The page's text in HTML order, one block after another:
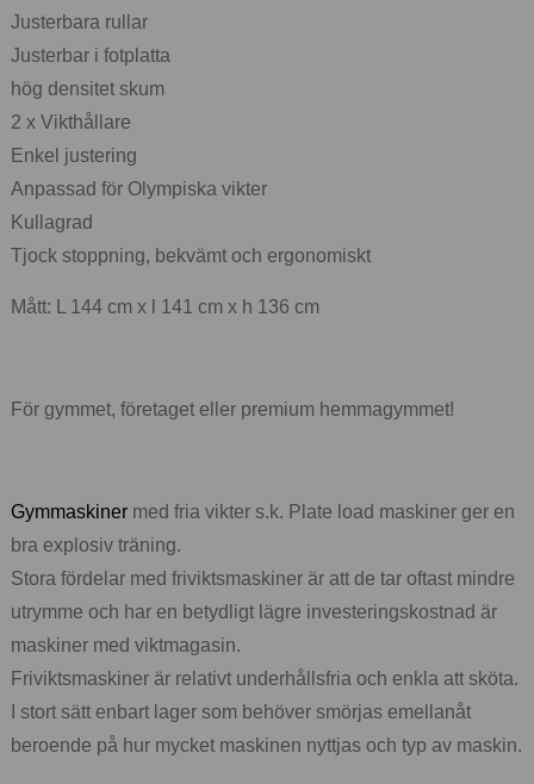
Justerbara rullar
Justerbar i fotplatta
hög densitet skum
2 x Vikthållare
Enkel justering
Anpassad för Olympiska vikter
Kullagrad
Tjock stoppning, bekvämt och ergonomiskt
Mått: L 144 cm x l 141 cm x h 136 cm
För gymmet, företaget eller premium hemmagymmet!
Gymmaskiner med fria vikter s.k. Plate load maskiner ger en
bra explosiv träning.
Stora fördelar med friviktsmaskiner är att de tar oftast mindre
utrymme och har en betydligt lägre investeringskostnad är
maskiner med viktmagasin.
Friviktsmaskiner är relativt underhållsfria och enkla att sköta.
I stort sätt enbart lager som behöver smörjas emellanåt
beroende på hur mycket maskinen nyttjas och typ av maskin.